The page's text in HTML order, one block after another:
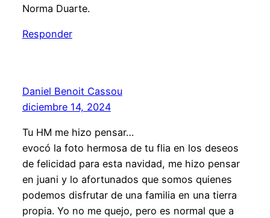
Norma Duarte.
Responder
Daniel Benoit Cassou
diciembre 14, 2024
Tu HM me hizo pensar…
evocó la foto hermosa de tu flia en los deseos
de felicidad para esta navidad, me hizo pensar
en juani y lo afortunados que somos quienes
podemos disfrutar de una familia en una tierra
propia. Yo no me quejo, pero es normal que a